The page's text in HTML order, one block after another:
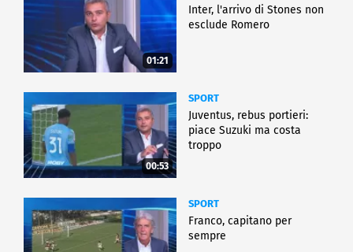
01:21
Inter, l'arrivo di Stones non
esclude Romero
00:53
SPORT
Juventus, rebus portieri:
piace Suzuki ma costa
troppo
SPORT
Franco, capitano per
sempre